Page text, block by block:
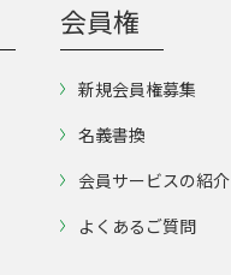
会員権
新規会員権募集
名義書換
会員サービスの紹介
よくあるご質問